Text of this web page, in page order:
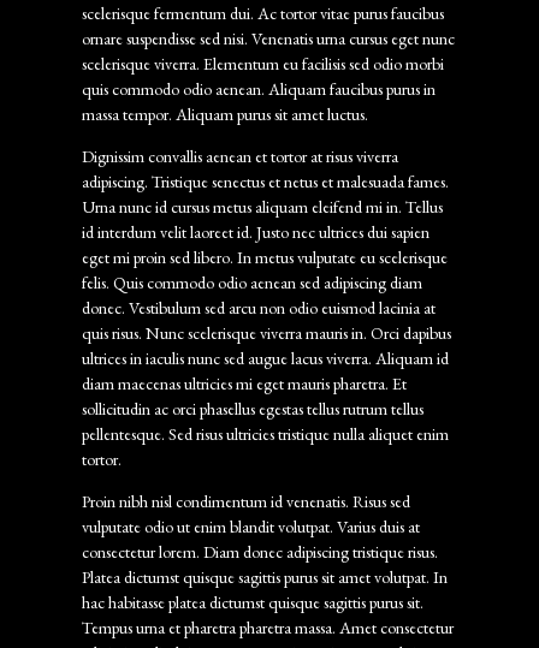
scelerisque fermentum dui. Ac tortor vitae purus faucibus
ornare suspendisse sed nisi. Venenatis urna cursus eget nunc
scelerisque viverra. Elementum eu facilisis sed odio morbi
quis commodo odio aenean. Aliquam faucibus purus in
massa tempor. Aliquam purus sit amet luctus.
Dignissim convallis aenean et tortor at risus viverra
adipiscing. Tristique senectus et netus et malesuada fames.
Urna nunc id cursus metus aliquam eleifend mi in. Tellus
id interdum velit laoreet id. Justo nec ultrices dui sapien
eget mi proin sed libero. In metus vulputate eu scelerisque
felis. Quis commodo odio aenean sed adipiscing diam
donec. Vestibulum sed arcu non odio euismod lacinia at
quis risus. Nunc scelerisque viverra mauris in. Orci dapibus
ultrices in iaculis nunc sed augue lacus viverra. Aliquam id
diam maecenas ultricies mi eget mauris pharetra. Et
sollicitudin ac orci phasellus egestas tellus rutrum tellus
pellentesque. Sed risus ultricies tristique nulla aliquet enim
tortor.
Proin nibh nisl condimentum id venenatis. Risus sed
vulputate odio ut enim blandit volutpat. Varius duis at
consectetur lorem. Diam donec adipiscing tristique risus.
Platea dictumst quisque sagittis purus sit amet volutpat. In
hac habitasse platea dictumst quisque sagittis purus sit.
Tempus urna et pharetra pharetra massa. Amet consectetur